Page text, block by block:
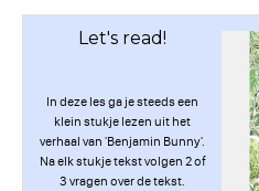
Let's read!
In deze les ga je steeds een
klein stukje lezen uit het
verhaal van 'Benjamin Bunny'.
Na elk stukje tekst volgen 2 of
3 vragen over de tekst.